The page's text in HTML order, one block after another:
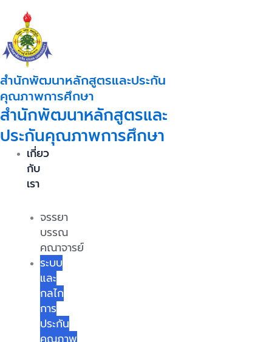
content
สำนักพัฒนาหลักสูตรและประกัน
คุณภาพการศึกษา
สำนักพัฒนาหลักสูตรและ
ประกันคุณภาพการศึกษา
เกี่ยว
กับ
เรา
จรรยา
บรรณ
คณาจารย์
ระบบ
และ
กลไก
การ
ประกัน